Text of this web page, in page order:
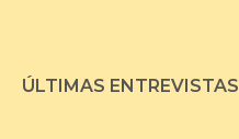
ÚLTIMAS ENTREVISTAS